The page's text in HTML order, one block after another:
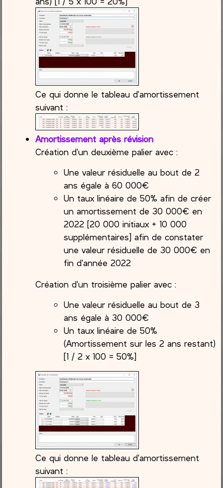
Ce qui donne le tableau d'amortissement
suivant :
Amortissement après révision
Création d'un deuxième palier avec :
Une valeur résiduelle au bout de 2
ans égale à 60 000€
Un taux linéaire de 50% afin de créer
un amortissement de 30 000€ en
2022 [20 000 initiaux + 10 000
supplémentaires] afin de constater
une valeur résiduelle de 30 000€ en
fin d'année 2022
Création d'un troisième palier avec :
Une valeur résiduelle au bout de 3
ans égale à 30 000€
Un taux linéaire de 50%
(Amortissement sur les 2 ans restant)
[1 / 2 x 100 = 50%]
Ce qui donne le tableau d'amortissement
suivant :